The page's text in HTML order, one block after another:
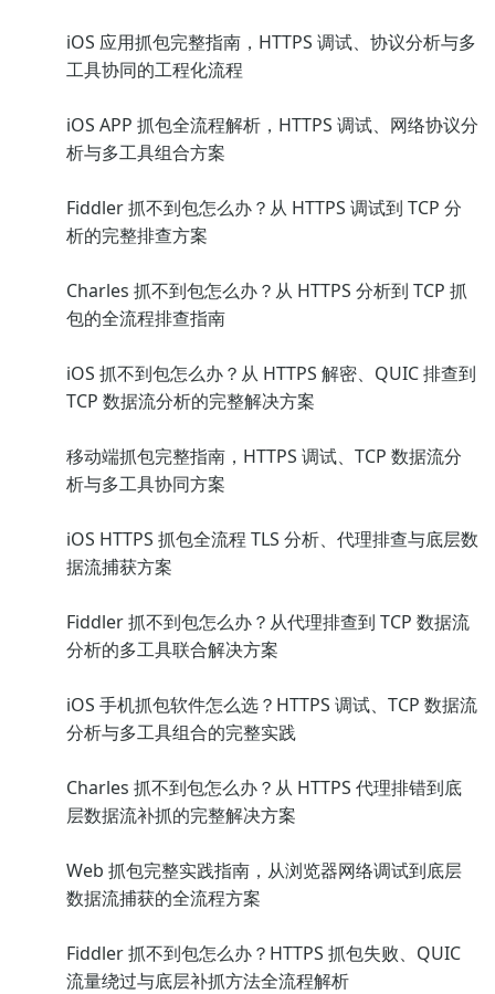
iOS 应用抓包完整指南，HTTPS 调试、协议分析与多
工具协同的工程化流程
iOS APP 抓包全流程解析，HTTPS 调试、网络协议分
析与多工具组合方案
Fiddler 抓不到包怎么办？从 HTTPS 调试到 TCP 分
析的完整排查方案
Charles 抓不到包怎么办？从 HTTPS 分析到 TCP 抓
包的全流程排查指南
iOS 抓不到包怎么办？从 HTTPS 解密、QUIC 排查到
TCP 数据流分析的完整解决方案
移动端抓包完整指南，HTTPS 调试、TCP 数据流分
析与多工具协同方案
iOS HTTPS 抓包全流程 TLS 分析、代理排查与底层数
据流捕获方案
Fiddler 抓不到包怎么办？从代理排查到 TCP 数据流
分析的多工具联合解决方案
iOS 手机抓包软件怎么选？HTTPS 调试、TCP 数据流
分析与多工具组合的完整实践
Charles 抓不到包怎么办？从 HTTPS 代理排错到底
层数据流补抓的完整解决方案
Web 抓包完整实践指南，从浏览器网络调试到底层
数据流捕获的全流程方案
Fiddler 抓不到包怎么办？HTTPS 抓包失败、QUIC
流量绕过与底层补抓方法全流程解析